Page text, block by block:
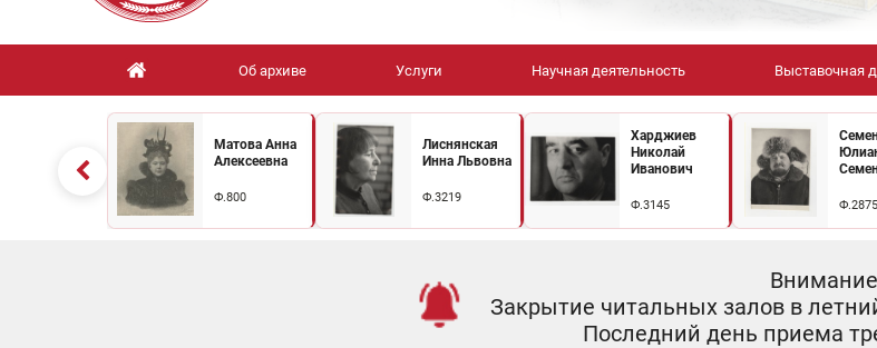
Об архиве Услуги Научная деятельность Выставочная
Матова Анна
Алексеевна
Ф.800
Лиснянская
Инна Львовна
Ф.3219
Харджиев
Николай
Иванович
Ф.3145 Ф.2875
Закрытие читальных залов в
Последний день приема